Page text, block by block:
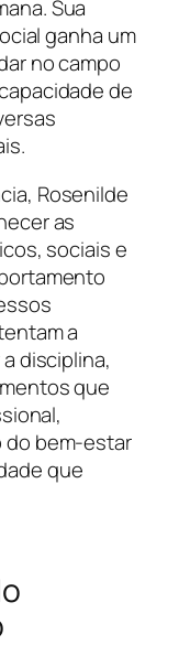
Sua
ganha um
no campo
de
Rosenilde
as
sociais e
a
disciplina,
que
do bem-estar
que